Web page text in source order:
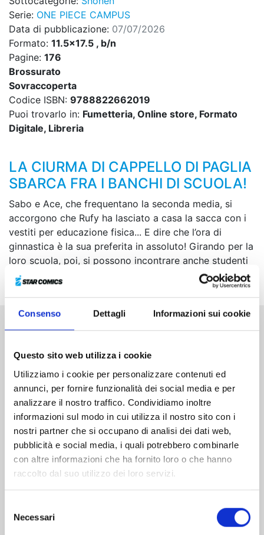
Consenso Dettagli Informazioni sui cookie
Questo sito web utilizza i cookie
Utilizziamo i cookie per personalizzare contenuti ed
annunci, per fornire funzionalità dei social media e per
analizzare il nostro traffico. Condividiamo inoltre
informazioni sul modo in cui utilizza il nostro sito con i
nostri partner che si occupano di analisi dei dati web,
pubblicità e social media, i quali potrebbero combinarle
con altre informazioni che ha fornito loro o che hanno
raccolto dal suo utilizzo dei loro servizi.
delNecessari
Serie: ONE PIECE CAMPUS
Data di pubblicazione: 07/07/2026
Formato: 11.5x17.5 , b/n
Pagine: 176
Brossurato
Sovraccoperta
Codice ISBN: 9788822662019
Puoi trovarlo in: Fumetteria, Online store, Formato
Digitale, Libreria
LA CIURMA DI CAPPELLO DI PAGLIA
SBARCA FRA I BANCHI DI SCUOLA!
Sabo e Ace, che frequentano la seconda media, si
accorgono che Rufy ha lasciato a casa la sacca con i
vestiti per educazione fisica... E dire che l’ora di
ginnastica è la sua preferita in assoluto! Girando per la
loro scuola, poi, si possono incontrare anche studenti
colossali e presunte ragazzacce!